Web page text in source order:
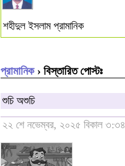
শহীদুল ইসলাম প্রামানিক
প্রামানিক› বিস্তারিত পোস্টঃ
শুচি অশুচি
২২ শে নভেম্বর, ২০২৫ বিকাল ৩:৩৪